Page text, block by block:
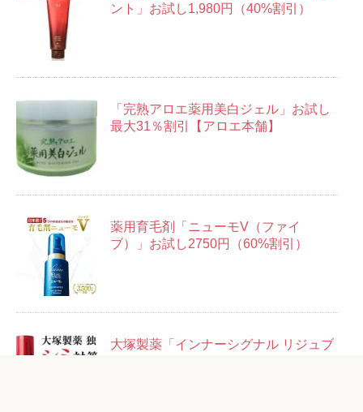
ント」お試し1,980円（40%割引）
「完熟アロエ薬用美白ジェル」お試し
最大31％割引【アロエ本舗】
薬用育毛剤「ニューモV（ファイ
ブ）」お試し2750円（60%割引）
大塚製薬「インナーシグナル リジュブ